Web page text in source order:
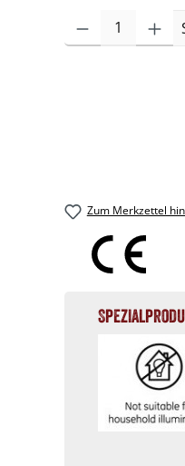
Zum Merkzettel